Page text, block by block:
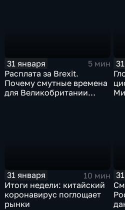
31 января
5 мин
Расплата за Brexit.
Почему смутные времена
для Великобритании
31 января
10 мин
Итоги недели: китайский
коронавирус поглощает
рынки